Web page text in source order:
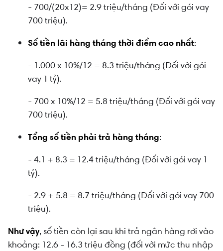
- 700/(20x12)= 2.9 triệu/tháng (Đối với gói vay
700 triệu).
Số tiền lãi hàng tháng thời điểm cao nhất:
- 1.000 x 10%/12 = 8.3 triệu/tháng (Đối với gói
vay 1 tỷ).
- 700 x 10%/12 = 5.8 triệu/tháng (Đối với gói vay
700 triệu).
Tổng số tiền phải trả hàng tháng:
- 4.1 + 8.3 = 12.4 triệu/tháng (Đối với gói vay 1
tỷ).
- 2.9 + 5.8 = 8.7 triệu/tháng (Đối với gói vay 700
triệu).
Như vậy, số tiền còn lại sau khi trả ngân hàng rơi vào
khoảng: 12.6 - 16.3 triệu đồng (đối với mức thu nhập